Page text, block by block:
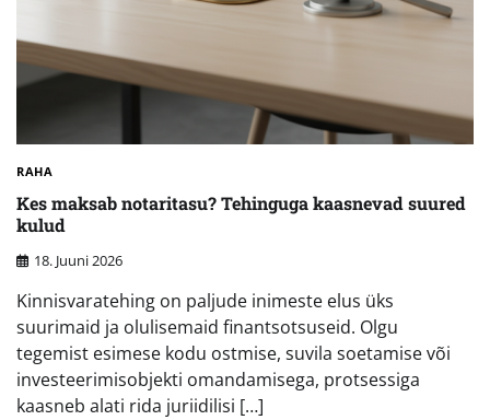
RAHA
Kes maksab notaritasu? Tehinguga kaasnevad suured
kulud
18. Juuni 2026
Kinnisvaratehing on paljude inimeste elus üks
suurimaid ja olulisemaid finantsotsuseid. Olgu
tegemist esimese kodu ostmise, suvila soetamise või
investeerimisobjekti omandamisega, protsessiga
kaasneb alati rida juriidilisi […]